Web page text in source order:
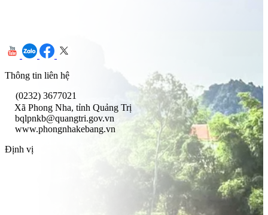
Thông tin liên hệ
(0232) 3677021
Xã Phong Nha, tỉnh Quảng Trị
bqlpnkb@quangtri.gov.vn
www.phongnhakebang.vn
Định vị